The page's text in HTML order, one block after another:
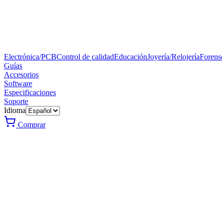
Electrónica/PCBControl de calidadEducaciónJoyería/Relojería
Guías
Accesorios
Software
Especificaciones
Soporte
Idioma
Comprar